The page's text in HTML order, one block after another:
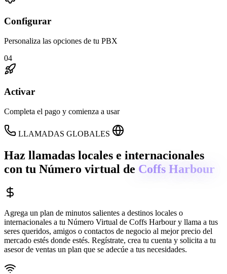
Configurar
Personaliza las opciones de tu PBX
04
Activar
Completa el pago y comienza a usar
LLAMADAS GLOBALES
Haz llamadas locales e internacionales
con tu Número virtual de Coffs Harbour
Agrega un plan de minutos salientes a destinos locales o
internacionales a tu Número Virtual de Coffs Harboury llama a tus
seres queridos, amigos o contactos de negocio al mejor precio del
mercado estés donde estés. Regístrate, crea tu cuenta y solicita a tu
asesor de ventas un plan que se adecúe a tus necesidades.